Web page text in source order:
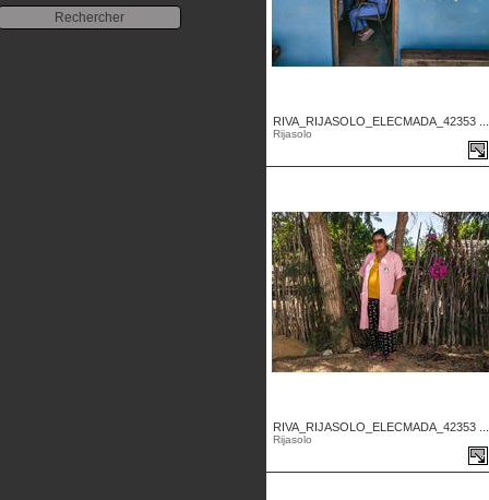
RIVA_RIJASOLO_ELECMADA_42353 ...
Rijasolo
RIVA_RIJASOLO_ELECMADA_42353 ...
Rijasolo